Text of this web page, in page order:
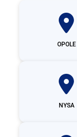
OPOLE
NYSA